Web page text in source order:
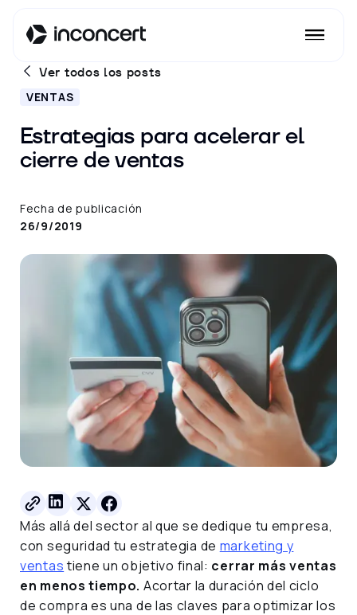
Ver todos los posts
VENTAS
Estrategias para acelerar el
cierre de ventas
Fecha de publicación
26/9/2019
Más allá del sector al que se dedique tu empresa,
con seguridad tu estrategia de marketing y
ventas tiene un objetivo final: cerrar más ventas
en menos tiempo. Acortar la duración del ciclo
de compra es una de las claves para optimizar los